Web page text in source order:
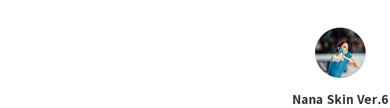
Nana Skin Ver.6